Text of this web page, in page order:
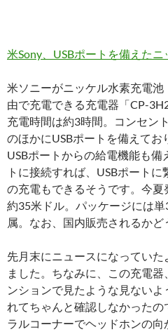
米Sony、USBポートを備えた
米ソニーがニッケル水素充電池
由で充電できる充電器「CP-
充電時間は約3時間。コンセン
のほかにUSBポートを備えてお
USBポートからの給電機能も
トに接続すれば、USBポート
の充電もできるそうです。今
約35米ドル。パッケージには
属。なお、国内販売されるかど
先月末にニュースになっていた
ました。ちなみに、この充電
ンションで見たような見ない
れてちゃんと確認しなかった
ラルコーナーでヘッドホンの向